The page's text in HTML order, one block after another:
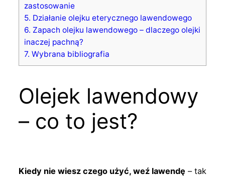
zastosowanie
5. Działanie olejku eterycznego lawendowego
6. Zapach olejku lawendowego – dlaczego olejki
inaczej pachną?
7. Wybrana bibliografia
Olejek lawendowy
– co to jest?
Kiedy nie wiesz czego użyć, weź lawendę – tak